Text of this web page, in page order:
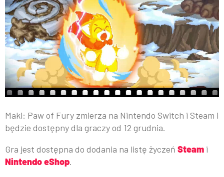
Maki: Paw of Fury zmierza na Nintendo Switch i Steam i
będzie dostępny dla graczy od 12 grudnia.
Gra jest dostępna do dodania na listę życzeń Steam i
Nintendo eShop.